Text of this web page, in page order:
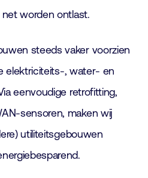
worden ontlast.
steeds vaker voorzien
elektriciteits-, water- en
eenvoudige retrofitting,
sensoren, maken wij
utiliteitsgebouwen